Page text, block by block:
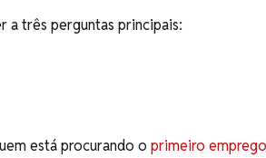
a três perguntas principais:
está procurando o primeiro emprego